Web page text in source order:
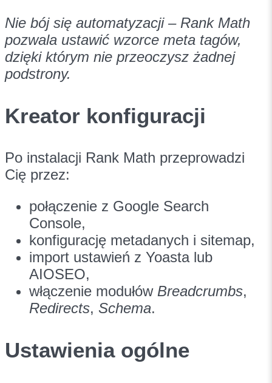
Nie bój się automatyzacji – Rank Math
pozwala ustawić wzorce meta tagów,
dzięki którym nie przeoczysz żadnej
podstrony.
Kreator konfiguracji
Po instalacji Rank Math przeprowadzi
Cię przez:
połączenie z Google Search
Console,
konfigurację metadanych i sitemap,
import ustawień z Yoasta lub
AIOSEO,
włączenie modułów Breadcrumbs,
Redirects, Schema.
Ustawienia ogólne